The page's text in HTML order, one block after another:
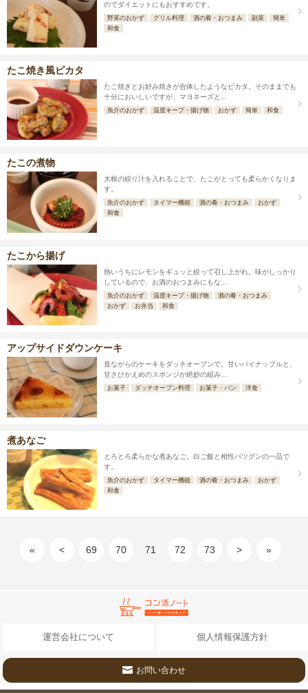
のでダイエットにもおすすめです。
野菜のおかず グリル料理 酒の肴・おつまみ 副菜
簡単
和食
たこ焼き風ピカタ
たこ焼きとお好み焼きが合体したようなピカタ。そのままでも
十分においしいですが、マヨネーズと...
魚介のおかず 温度キープ・揚げ物 おかず 簡単 和食
たこの煮物
大根の絞り汁を入れることで、たこがとっても柔らかくなりま
す。
魚介のおかず タイマー機能 酒の肴・おつまみ
おかず
和食
たこから揚げ
熱いうちにレモンをギュッと絞って召し上がれ。味がしっかり
しているので、お酒のおつまみにもな...
魚介のおかず 温度キープ・揚げ物
酒の肴・おつまみ
おかず
お弁当 和食
アップサイドダウンケーキ
昔ながらのケーキをダッチオーブンで。甘いパイナップルと、
甘さひかえめのスポンジが絶妙の組み...
お菓子 ダッチオーブン料理 お菓子・パン 洋食
煮あなご
とろとろ柔らかな煮あなご。白ご飯と相性バツグンの一品で
す。
魚介のおかず タイマー機能 酒の肴・おつまみ
おかず
和食
« < 69 70 71 72 73 > »
運営会社について 個人情報保護方針
お問い合わせ